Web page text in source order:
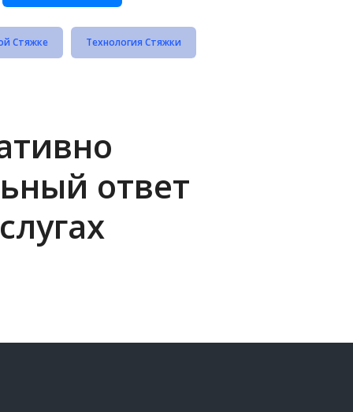
Стяжке Технология Стяжки
ответ